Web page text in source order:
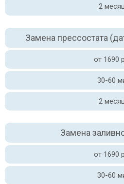
2
Замена прессостата
от 1690
30-60
2
Замена
от 1690
30-60